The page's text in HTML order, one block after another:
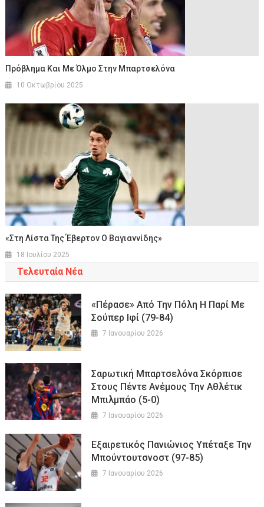
Πρόβλημα Και Με Όλμο Στην Μπαρτσελόνα
10 Οκτωβρίου 2025
«Στη Λίστα Της Έβερτον Ο Βαγιαννίδης»
18 Ιουλίου 2025
Τελευταία Νέα
«Πέρασε» Από Την Πόλη Η Παρί Με
Σούπερ Ιφί (79-84)
7 Ιανουαρίου 2026
Σαρωτική Μπαρτσελόνα Σκόρπισε
Στους Πέντε Ανέμους Την Αθλέτικ
Μπιλμπάο (5-0)
7 Ιανουαρίου 2026
Εξαιρετικός Πανιώνιος Υπέταξε Την
Μπούντουτσνοστ (97-85)
7 Ιανουαρίου 2026